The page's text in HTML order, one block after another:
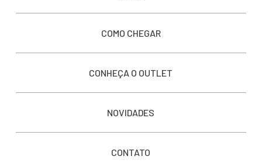
COMO CHEGAR
CONHEÇA O OUTLET
NOVIDADES
CONTATO